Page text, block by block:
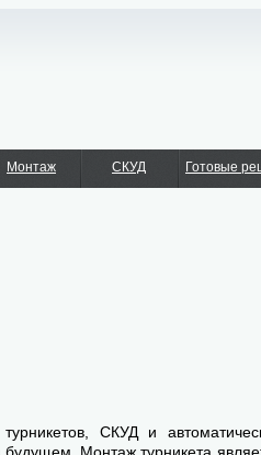
Монтаж СКУД Готовые
СКУД и